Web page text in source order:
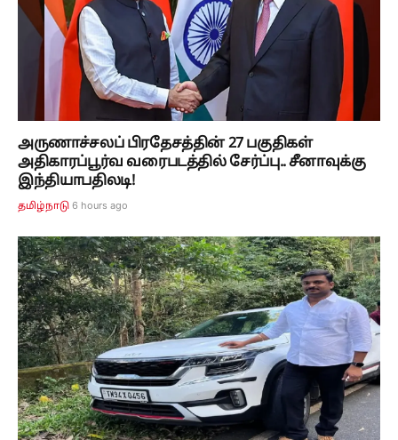
அருணாச்சலப் பிரதேசத்தின் 27 பகுதிகள்
அதிகாரப்பூர்வ வரைபடத்தில் சேர்ப்பு.. சீனாவுக்கு
இந்தியாபதிலடி!
தமிழ்நாடு 6 hours ago